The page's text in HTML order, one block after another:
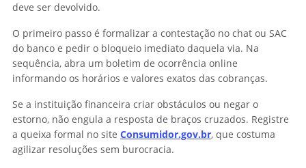
deve ser devolvido.
O primeiro passo é formalizar a contestação no chat ou SAC
do banco e pedir o bloqueio imediato daquela via. Na
sequência, abra um boletim de ocorrência online
informando os horários e valores exatos das cobranças.
Se a instituição financeira criar obstáculos ou negar o
estorno, não engula a resposta de braços cruzados. Registre
a queixa formal no site Consumidor.gov.br, que costuma
agilizar resoluções sem burocracia.